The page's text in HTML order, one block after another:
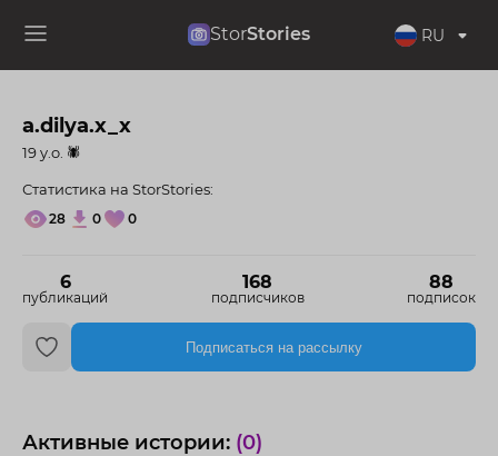
StorStories RU
a.dilya.x_x
6
публикаций
168
подписчиков
88
подписок
19 y.o. 🕷
Статистика на StorStories:
28 0 0
Подписаться на рассылку
Активные истории: (0)